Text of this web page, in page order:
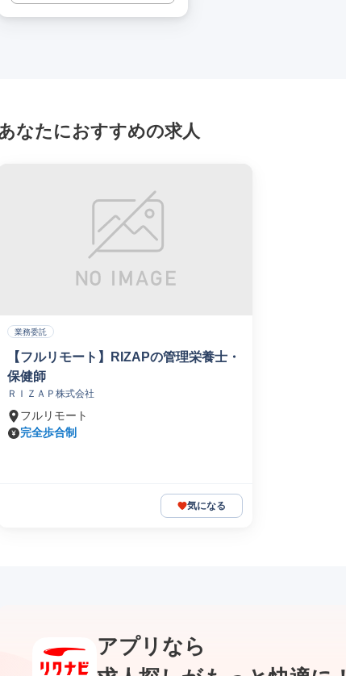
なたにおすすめの求人
業務委託
【フルリモート】RIZAPの管理栄養士・
保健師
ＲＩＺＡＰ株式会社
フルリモート
完全歩合制
気になる
アプリなら